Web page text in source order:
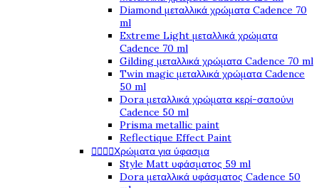
Diamond μεταλλικά χρώματα Cadence 70
ml
Extreme Light μεταλλικά χρώματα
Cadence 70 ml
Gilding μεταλλικά χρώματα Cadence 70 ml
Twin magic μεταλλικά χρώματα Cadence
50 ml
Dora μεταλλικά χρώματα κερί-σαπούνι
Cadence 50 ml
Prisma metallic paint
Reflectique Effect Paint
   Χρώματα για ύφασμα
Style Matt υφάσματος 59 ml
Dora μεταλλικά υφάσματος Cadence 50